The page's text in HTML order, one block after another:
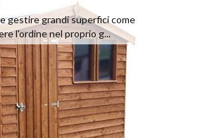
gestire grandi superfici come
l'ordine nel proprio g...